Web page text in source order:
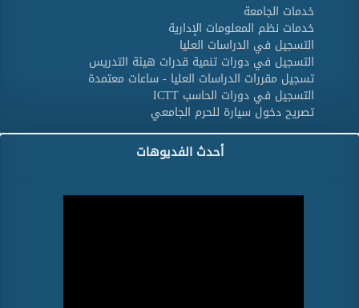
خدمات الجامعة
خدمات نظم المعلومات الإدارية
التسجيل في الدراسات العليا
التسجيل في دورات تنمية قدرات هيئة التدريس
تسجيل مقررات الدراسات العليا - ساعات معتمدة
التسجيل في دورات الحاسب ICTT
تصريح دخول سيارة للحرم الجامعي
أحدث الفديوهات